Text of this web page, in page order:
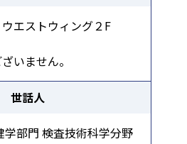
エストウィング２F
いません。
世話人
学部門 検査技術科学分野